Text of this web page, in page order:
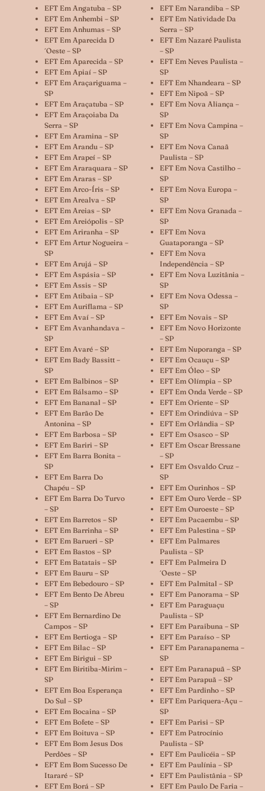
EFT Em Angatuba – SP
EFT Em Anhembi – SP
EFT Em Anhumas – SP
EFT Em Aparecida D
´oeste – SP
EFT Em Aparecida – SP
EFT Em Apiaí – SP
EFT Em Araçariguama –
SP
EFT Em Araçatuba – SP
EFT Em Araçoiaba Da
Serra – SP
EFT Em Aramina – SP
EFT Em Arandu – SP
EFT Em Arapeí – SP
EFT Em Araraquara – SP
EFT Em Araras – SP
EFT Em Arco-Íris – SP
EFT Em Arealva – SP
EFT Em Areias – SP
EFT Em Areiópolis – SP
EFT Em Ariranha – SP
EFT Em Artur Nogueira –
SP
EFT Em Arujá – SP
EFT Em Aspásia – SP
EFT Em Assis – SP
EFT Em Atibaia – SP
EFT Em Auriflama – SP
EFT Em Avaí – SP
EFT Em Avanhandava –
SP
EFT Em Avaré – SP
EFT Em Bady Bassitt –
SP
EFT Em Balbinos – SP
EFT Em Bálsamo – SP
EFT Em Bananal – SP
EFT Em Barão De
Antonina – SP
EFT Em Barbosa – SP
EFT Em Bariri – SP
EFT Em Barra Bonita –
SP
EFT Em Barra Do
Chapéu – SP
EFT Em Barra Do Turvo
– SP
EFT Em Barretos – SP
EFT Em Barrinha – SP
EFT Em Barueri – SP
EFT Em Bastos – SP
EFT Em Batatais – SP
EFT Em Bauru – SP
EFT Em Bebedouro – SP
EFT Em Bento De Abreu
– SP
EFT Em Bernardino De
Campos – SP
EFT Em Bertioga – SP
EFT Em Bilac – SP
EFT Em Birigui – SP
EFT Em Biritiba-Mirim –
SP
EFT Em Boa Esperança
Do Sul – SP
EFT Em Bocaina – SP
EFT Em Bofete – SP
EFT Em Boituva – SP
EFT Em Bom Jesus Dos
Perdões – SP
EFT Em Bom Sucesso De
Itararé – SP
EFT Em Borá – SP
EFT Em Narandiba – SP
EFT Em Natividade Da
Serra – SP
EFT Em Nazaré Paulista
– SP
EFT Em Neves Paulista –
SP
EFT Em Nhandeara – SP
EFT Em Nipoã – SP
EFT Em Nova Aliança –
SP
EFT Em Nova Campina –
SP
EFT Em Nova Canaã
Paulista – SP
EFT Em Nova Castilho –
SP
EFT Em Nova Europa –
SP
EFT Em Nova Granada –
SP
EFT Em Nova
Guataporanga – SP
EFT Em Nova
Independência – SP
EFT Em Nova Luzitânia –
SP
EFT Em Nova Odessa –
SP
EFT Em Novais – SP
EFT Em Novo Horizonte
– SP
EFT Em Nuporanga – SP
EFT Em Ocauçu – SP
EFT Em Óleo – SP
EFT Em Olímpia – SP
EFT Em Onda Verde – SP
EFT Em Oriente – SP
EFT Em Orindiúva – SP
EFT Em Orlândia – SP
EFT Em Osasco – SP
EFT Em Oscar Bressane
– SP
EFT Em Osvaldo Cruz –
SP
EFT Em Ourinhos – SP
EFT Em Ouro Verde – SP
EFT Em Ouroeste – SP
EFT Em Pacaembu – SP
EFT Em Palestina – SP
EFT Em Palmares
Paulista – SP
EFT Em Palmeira D
´oeste – SP
EFT Em Palmital – SP
EFT Em Panorama – SP
EFT Em Paraguaçu
Paulista – SP
EFT Em Paraibuna – SP
EFT Em Paraíso – SP
EFT Em Paranapanema –
SP
EFT Em Paranapuã – SP
EFT Em Parapuã – SP
EFT Em Pardinho – SP
EFT Em Pariquera-Açu –
SP
EFT Em Parisi – SP
EFT Em Patrocínio
Paulista – SP
EFT Em Paulicéia – SP
EFT Em Paulínia – SP
EFT Em Paulistânia – SP
EFT Em Paulo De Faria –